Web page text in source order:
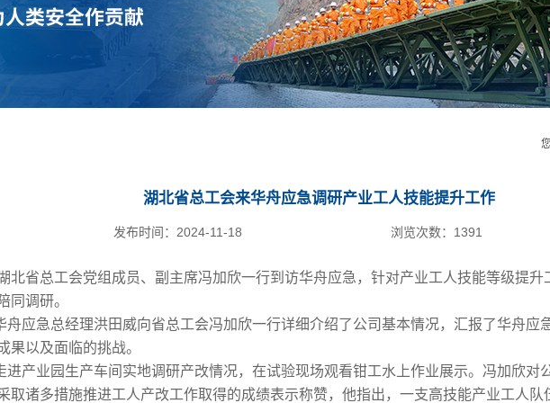
湖北省总工会来华舟应急调研产业工人技能提升工作
2024-11-18
发布时间： 浏览次数： 1391
北省总工会党组成员、副主席冯加欣一行到访华舟应急，针对产业工人技能等级提升
同调研。
舟应急总经理洪田威向省总工会冯加欣一行详细介绍了公司基本情况，汇报了华舟应
果以及面临的挑战。
进产业园生产车间实地调研产改情况，在试验现场观看钳工水上作业展示。冯加欣对
取诸多措施推进工人产改工作取得的成绩表示称赞，他指出，一支高技能产业工人队